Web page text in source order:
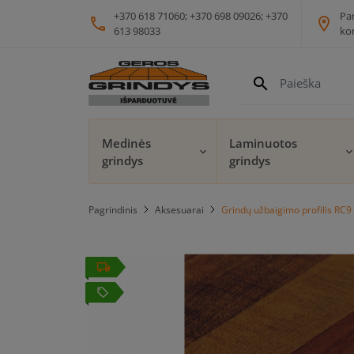
phone
+370 618 71060; +370 698 09026; +370
613 98033
location_on
search
Medinės
grindys
Laminuotos
grindys
Pagrindinis Aksesuarai Grindų užbaigimo profilis
local_offer